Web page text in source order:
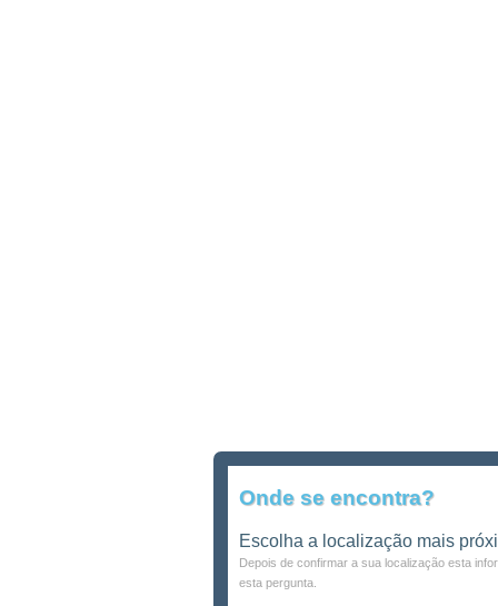
Onde se encontra?
Escolha a localização mais
Depois de confirmar a sua localização esta
esta pergunta.